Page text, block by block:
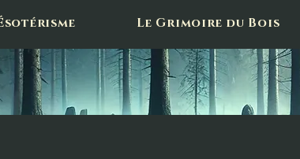
Le Grimoire du Bois